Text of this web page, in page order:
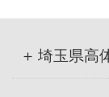
埼玉県高